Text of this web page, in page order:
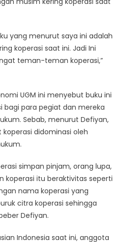
yang menurut saya ini adalah
koperasi saat ini. Jadi Ini
teman-teman koperasi,”
UGM ini menyebut buku ini
para pegiat dan mereka
Sebab, menurut Defiyan,
didominasi oleh
simpan pinjam, orang lupa,
koperasi itu beraktivitas seperti
nama koperasi yang
citra koperasi sehingga
Defiyan.
Indonesia saat ini, anggota